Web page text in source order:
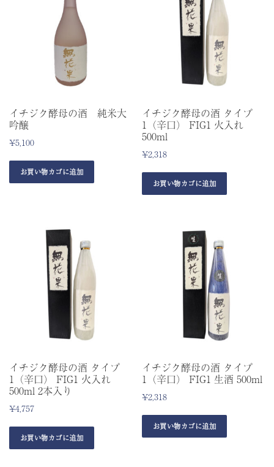
イチジク酵母の酒 純米大
吟醸
¥5,100
お買い物カゴに追加
イチジク酵母の酒 タイプ
1（辛口） FIG1 火入れ
500ml
¥2,318
お買い物カゴに追加
イチジク酵母の酒 タイプ
1（辛口） FIG1 火入れ
500ml 2本入り
¥4,757
お買い物カゴに追加
イチジク酵母の酒 タイプ
1（辛口） FIG1 生酒 500ml
¥2,318
お買い物カゴに追加